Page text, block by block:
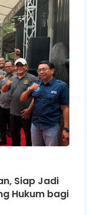
Siap Jadi
Hukum bagi